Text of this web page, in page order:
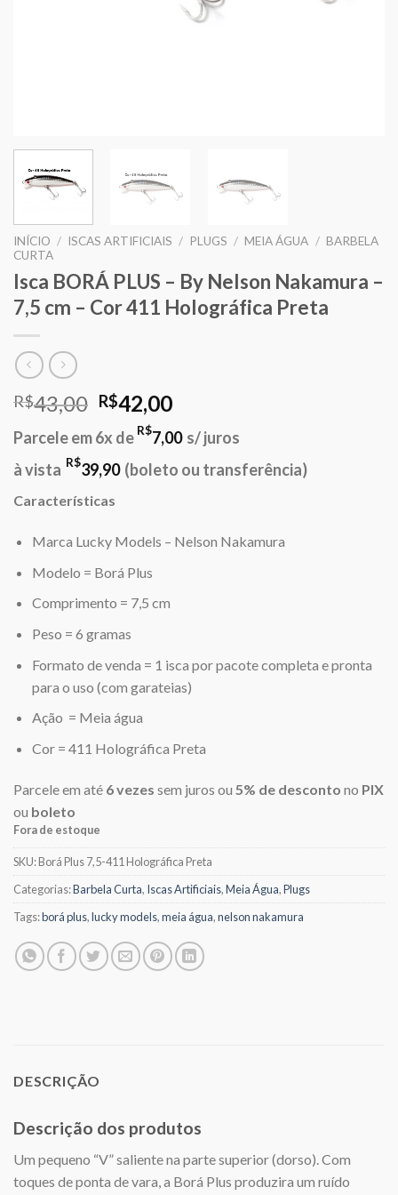
INÍCIO / ISCAS ARTIFICIAIS / PLUGS / MEIA ÁGUA / BARBELA
CURTA
Isca BORÁ PLUS – By Nelson Nakamura –
7,5 cm – Cor 411 Holográfica Preta
R$43,00 O
preço
original
era:
R$42,00O
atual
é:
Parcele em 6x de R$7,00 s/ juros
à vista R$39,90 (boleto ou transferência)
Características
Marca Lucky Models – Nelson Nakamura
Modelo = Borá Plus
Comprimento = 7,5 cm
Peso = 6 gramas
Formato de venda = 1 isca por pacote completa e pronta
para o uso (com garateias)
Ação = Meia água
Cor = 411 Holográfica Preta
Parcele em até 6 vezes sem juros ou 5% de desconto no PIX
ou boleto
Fora de estoque
SKU:Borá Plus 7,5-411 Holográfica Preta
Categorias:Barbela Curta, Iscas Artificiais,Meia Água,Plugs
Tags:borá plus,lucky models,meia água,nelson nakamura
DESCRIÇÃO
Descrição dos produtos
Um pequeno “V” saliente na parte superior (dorso). Com
toques de ponta de vara, a Borá Plus produzira um ruído